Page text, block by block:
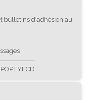
bulletins d'adhésion au
POPEYECD